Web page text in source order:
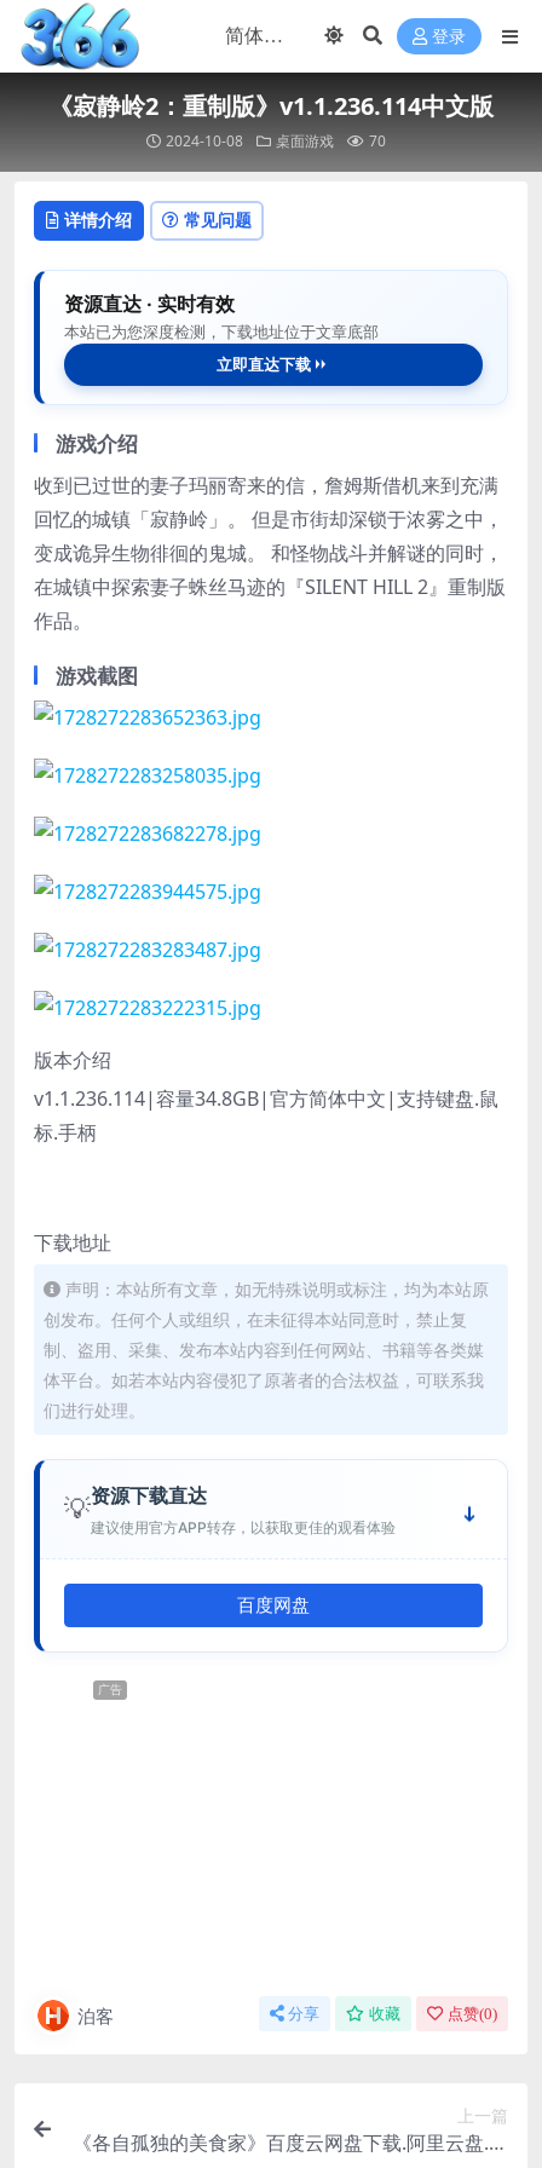
登录
《寂静岭2：重制版》v1.1.236.114中文版
2024-10-08 桌面游戏 70
详情介绍 常见问题
资源直达 · 实时有效
本站已为您深度检测，下载地址位于文章底部
立即直达下载
游戏介绍
收到已过世的妻子玛丽寄来的信，詹姆斯借机来到充满
回忆的城镇「寂静岭」。 但是市街却深锁于浓雾之中，
变成诡异生物徘徊的鬼城。 和怪物战斗并解谜的同时，
在城镇中探索妻子蛛丝马迹的『SILENT HILL 2』重制版
作品。
游戏截图
版本介绍
v1.1.236.114|容量34.8GB|官方简体中文|支持键盘.鼠
标.手柄
下载地址
声明：本站所有文章，如无特殊说明或标注，均为本站原
创发布。任何个人或组织，在未征得本站同意时，禁止复
制、盗用、采集、发布本站内容到任何网站、书籍等各类媒
体平台。如若本站内容侵犯了原著者的合法权益，可联系我
们进行处理。
💡资源下载直达
建议使用官方APP转存，以获取更佳的观看体验
百度网盘
广告
泊客 分享 收藏 点赞(0)
上一篇
《各自孤独的美食家》百度云网盘下载.阿里云盘.日